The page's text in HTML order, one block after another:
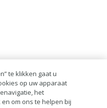
te klikken gaat u
op uw apparaat
het
om ons te helpen bij